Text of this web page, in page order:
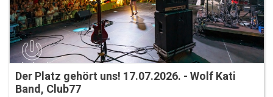
Der Platz gehört uns! 17.07.2026. - Wolf Kati
Band, Club77